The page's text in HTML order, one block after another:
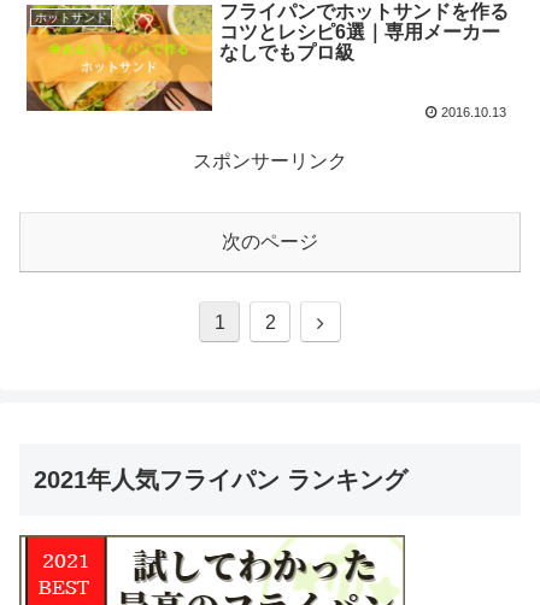
ホットサンド
フライパンでホットサンドを作る
コツとレシピ6選｜専用メーカー
なしでもプロ級
2016.10.13
スポンサーリンク
次のページ
1 2
2021年人気フライパン ランキング